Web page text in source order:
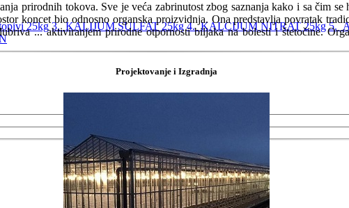
prirodnih tokova. Sve je veća zabrinutost zbog saznanja kako i sa čim
koncet bio odnosno organska proizvidnja. Ona predstavlja povratak
... aktiviranjem prirodne otpornosti biljaka na bolesti i štetočine.
Projektovanje i Izgradnja
25kg 3. KALIJUM SULFAT 25kg 4. KALCIJUM NITRAT 25kg 5.